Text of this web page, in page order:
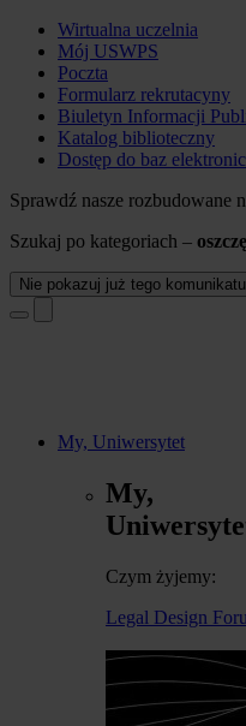
Wirtualna uczelnia
Mój USWPS
Poczta
Formularz rekrutacyny
Biuletyn Informacji
Katalog biblioteczny
Dostęp do baz
Sprawdź nasze rozbudowane
Szukaj po kategoriach –
Nie pokazuj już tego komunikatu
My, Uniwersytet
My,
Czym żyjemy:
Legal Design